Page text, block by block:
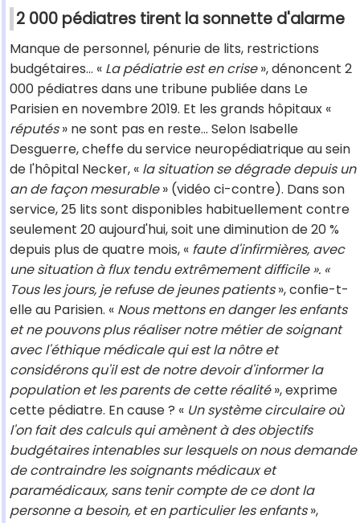
2 000 pédiatres tirent la sonnette d'alarme
Manque de personnel, pénurie de lits, restrictions
budgétaires... « La pédiatrie est en crise», dénoncent 2
000 pédiatres dans une tribune publiée dans Le
Parisien en novembre 2019. Et les grands hôpitaux «
réputés» ne sont pas en reste... Selon Isabelle
Desguerre, cheffe du service neuropédiatrique au sein
de l'hôpital Necker, « la situation se dégrade depuis un
an de façon mesurable» (vidéo ci-contre). Dans son
service, 25 lits sont disponibles habituellement contre
seulement 20 aujourd'hui, soit une diminution de 20 %
depuis plus de quatre mois, « faute d'infirmières, avec
une situation à flux tendu extrêmement difficile ». «
Tous les jours, je refuse de jeunes patients», confie-t-
elle au Parisien. « Nous mettons en danger les enfants
et ne pouvons plus réaliser notre métier de soignant
avec l'éthique médicale qui est la nôtre et
considérons qu'il est de notre devoir d'informer la
population et les parents de cette réalité», exprime
cette pédiatre. En cause ? « Un système circulaire où
l'on fait des calculs qui amènent à des objectifs
budgétaires intenables sur lesquels on nous demande
de contraindre les soignants médicaux et
paramédicaux, sans tenir compte de ce dont la
personne a besoin, et en particulier les enfants»,